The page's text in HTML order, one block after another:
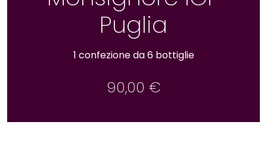
Puglia
1 confezione da 6 bottiglie
90,00 €